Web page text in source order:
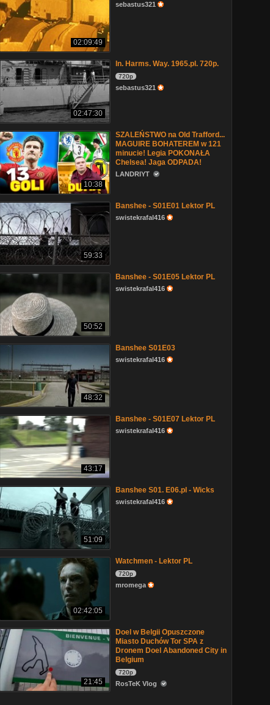
02:09:49
sebastus321
02:47:30
In. Harms. Way. 1965.pl. 720p.
720p
sebastus321
10:38
SZALEŃSTWO na Old Trafford...
MAGUIRE BOHATEREM w 121
minucie! Legia POKONAŁA
Chelsea! Jaga ODPADA!
LANDRIYT
59:33
Banshee - S01E01 Lektor PL
swistekrafal416
50:52
Banshee - S01E05 Lektor PL
swistekrafal416
48:32
Banshee S01E03
swistekrafal416
43:17
Banshee - S01E07 Lektor PL
swistekrafal416
51:09
Banshee S01. E06.pl - Wicks
swistekrafal416
02:42:05
Watchmen - Lektor PL
720p
mromega
21:45
Doel w Belgii Opuszczone
Miasto Duchów Tor SPA z
Dronem Doel Abandoned City in
Belgium
720p
RosTeK Vlog